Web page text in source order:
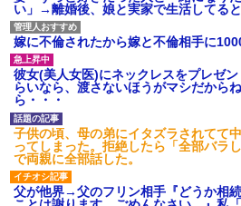
税」敵「減税すんな！社会保障
どうなる！」
【衝撃】若い女の子からする
「甘い匂い」の正体、まさか分
からないDTなんておらんよな？
よな？w w w w w w w w w w w
【驚愕】マチアプで会った外
国人からまさかの『こう』言わ
れたんやがこれワイ詰み
か？？？？？？？
出張から帰ったら、嫁の顔が
青ざめていた。俺「一体何があ
ったんだ？」嫁「…」→子供た
ちに話を聞くと…
【
い！
加齢
と漏
高
いす
「エ
い」→離婚後、娘と実家で生活してる
嫁に不倫されたから嫁と不倫相手に
彼女(美人女医)にネックレスをプレゼ
らいなら、渡さないほうがマシだから
ら・・・
子供の頃、母の弟にイタズラされてて
ってしまった。拒絶したら「全部バラ
で両親に全部話した。
父が他界→父のフリン相手『どうか相